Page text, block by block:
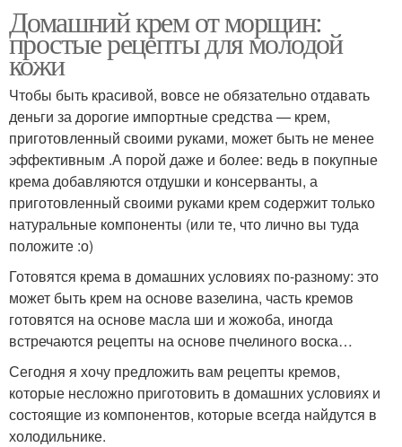
Домашний крем от морщин:
простые рецепты для молодой
кожи
Чтобы быть красивой, вовсе не обязательно отдавать
деньги за дорогие импортные средства — крем,
приготовленный своими руками, может быть не менее
эффективным .А порой даже и более: ведь в покупные
крема добавляются отдушки и консерванты, а
приготовленный своими руками крем содержит только
натуральные компоненты (или те, что лично вы туда
положите :о)
Готовятся крема в домашних условиях по-разному: это
может быть крем на основе вазелина, часть кремов
готовятся на основе масла ши и жожоба, иногда
встречаются рецепты на основе пчелиного воска…
Сегодня я хочу предложить вам рецепты кремов,
которые несложно приготовить в домашних условиях и
состоящие из компонентов, которые всегда найдутся в
холодильнике.